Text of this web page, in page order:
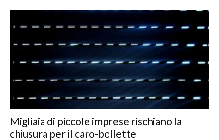
Migliaia di piccole imprese rischiano la
chiusura per il caro-bollette